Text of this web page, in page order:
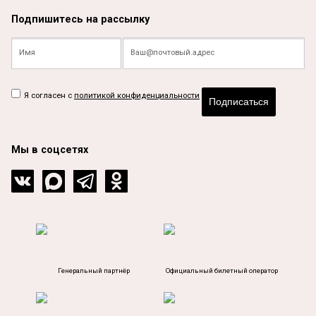
Подпишитесь на рассылку
Я согласен с политикой конфиденциальности
Подписаться
Мы в соцсетях
Генеральный партнёр Официальный билетный оператор